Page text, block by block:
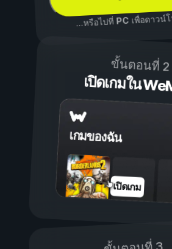
...หรือไปที่ PCเพื่อดาวน์
ขั้นตอนที่ 2
เปิดเกมใน
เกมของฉัน
เปิดเกม